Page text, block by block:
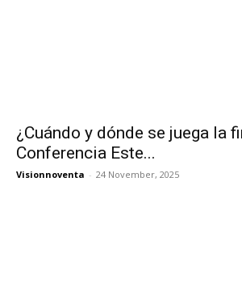
¿Cuándo y dónde se juega la
Conferencia Este...
Visionnoventa - 24 November, 2025